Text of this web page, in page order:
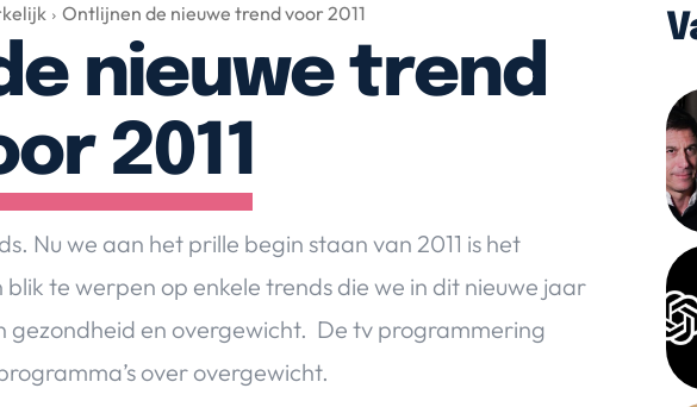
Ontlijnen de nieuwe trend voor 2011
nieuwe trend
2011
Nu we aan het prille begin staan van 2011 is het
te werpen op enkele trends die we in dit nieuwe jaar
gezondheid en overgewicht. De tv programmering
over overgewicht.